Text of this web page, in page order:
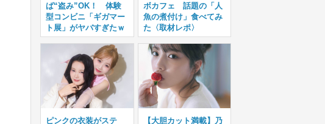
ば“盗み”OK！ 体験
型コンビニ「ギガマー
ト展」がヤバすぎたｗ
ボカフェ 話題の「人
魚の煮付け」食べてみ
た〈取材レポ〉
ピンクの衣装がステ 【大胆カット満載】乃